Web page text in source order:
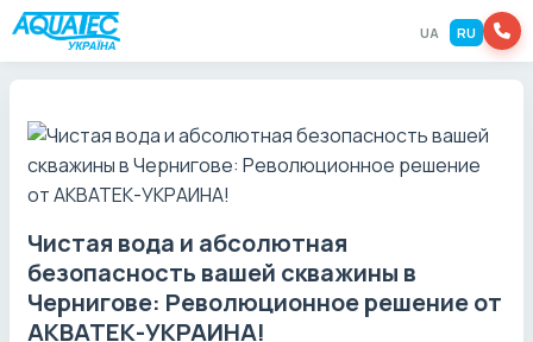
UA RU
Чистая вода и абсолютная
безопасность вашей скважины в
Чернигове: Революционное решение от
АКВАТЕК-УКРАИНА!